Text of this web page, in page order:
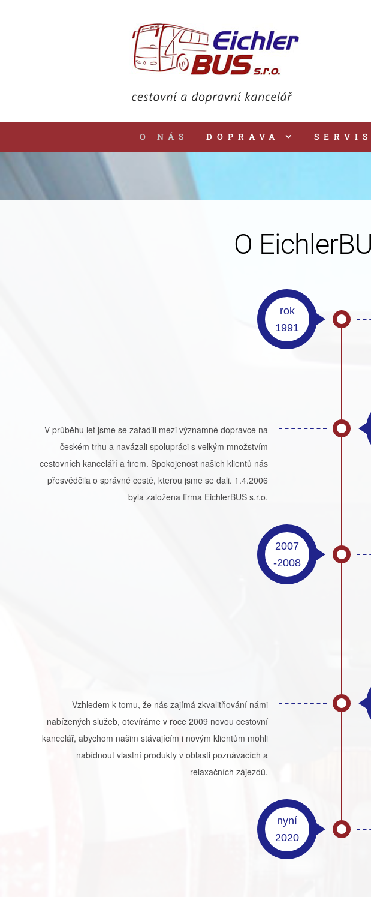
O NÁS DOPRAVA SERVIS
O
rok
1991
V průběhu let jsme se zařadili mezi významné dopravce na
českém trhu a navázali spolupráci s velkým množstvím
cestovních kanceláří a firem. Spokojenost našich klientů nás
přesvědčila o správné cestě, kterou jsme se dali. 1.4.2006
byla založena firma EichlerBUS s.r.o.
2007
-2008
Vzhledem k tomu, že nás zajímá zkvalitňování námi
nabízených služeb, otevíráme v roce 2009 novou cestovní
kancelář, abychom našim stávajícím i novým klientům mohli
nabídnout vlastní produkty v oblasti poznávacích a
relaxačních zájezdů.
nyní
2020